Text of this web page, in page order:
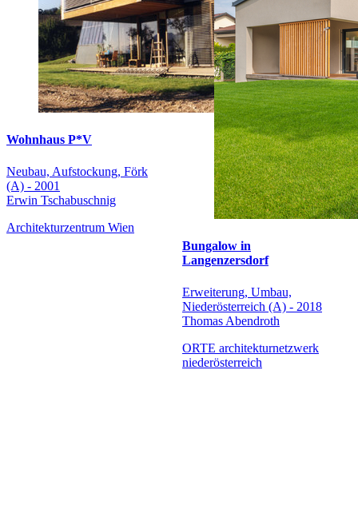
Wohnhaus P*V
Neubau, Aufstockung, Förk
(A) - 2001
Erwin Tschabuschnig
Architekturzentrum Wien
Bungalow in
Langenzersdorf
Erweiterung, Umbau,
Niederösterreich (A) - 2018
Thomas Abendroth
ORTE architekturnetzwerk
niederösterreich